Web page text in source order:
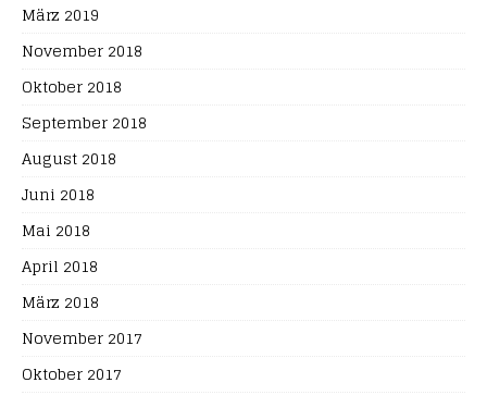
März 2019
November 2018
Oktober 2018
September 2018
August 2018
Juni 2018
Mai 2018
April 2018
März 2018
November 2017
Oktober 2017